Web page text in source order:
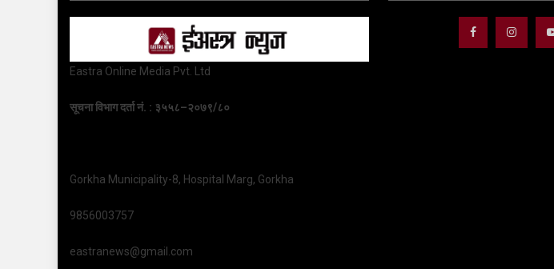
Eastra Online Media Pvt. Ltd
सूचना विभाग दर्ता नं. : ३५५८–२०७९/८०
Gorkha Municipality-8, Hospital Marg, Gorkha
9856003757
eastranews@gmail.com